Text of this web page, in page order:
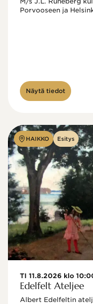
Porvooseen ja
Näytä tiedot
HAIKKO Esitys
TI 11.8.2026 klo
Edelfelt Ateljee
Albert Edelfeltin